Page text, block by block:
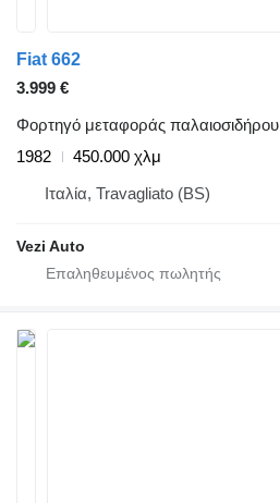
Fiat 662
3.999 €
Φορτηγό μεταφοράς παλαιοσιδήρου
1982
450.000 χλμ
Ιταλία, Travagliato (BS)
Vezi Auto